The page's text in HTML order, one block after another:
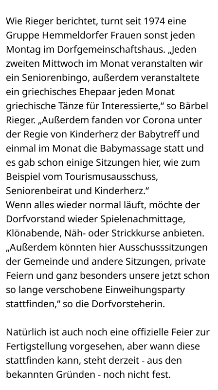
Wie Rieger berichtet, turnt seit 1974 eine
Gruppe Hemmeldorfer Frauen sonst jeden
Montag im Dorfgemeinschaftshaus. „Jeden
zweiten Mittwoch im Monat veranstalten wir
ein Seniorenbingo, außerdem veranstaltete
ein griechisches Ehepaar jeden Monat
griechische Tänze für Interessierte,“ so Bärbel
Rieger. „Außerdem fanden vor Corona unter
der Regie von Kinderherz der Babytreff und
einmal im Monat die Babymassage statt und
es gab schon einige Sitzungen hier, wie zum
Beispiel vom Tourismusausschuss,
Seniorenbeirat und Kinderherz.“
Wenn alles wieder normal läuft, möchte der
Dorfvorstand wieder Spielenachmittage,
Klönabende, Näh- oder Strickkurse anbieten.
„Außerdem könnten hier Ausschusssitzungen
der Gemeinde und andere Sitzungen, private
Feiern und ganz besonders unsere jetzt schon
so lange verschobene Einweihungsparty
stattfinden,“ so die Dorfvorsteherin.
Natürlich ist auch noch eine offizielle Feier zur
Fertigstellung vorgesehen, aber wann diese
stattfinden kann, steht derzeit - aus den
bekannten Gründen - noch nicht fest.